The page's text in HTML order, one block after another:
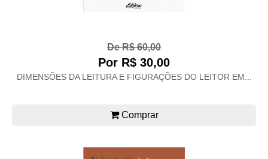
De R$ 60,00
Por R$ 30,00
DIMENSÕES DA LEITURA E FIGURAÇÕES DO LEITOR EM...
Comprar